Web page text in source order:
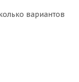
вариантов